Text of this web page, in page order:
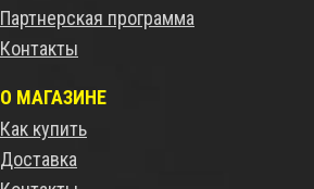
Партнерская программа
Контакты
О МАГАЗИНЕ
Как купить
Доставка